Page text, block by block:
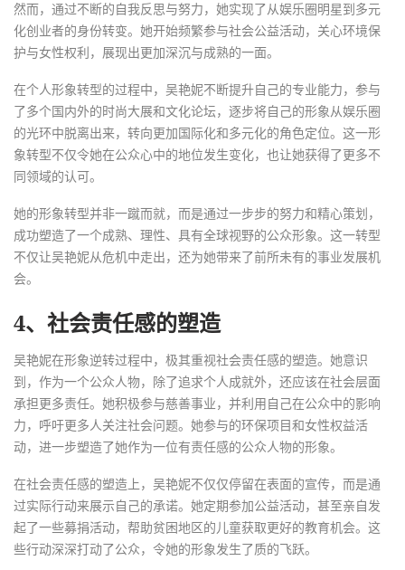
然而，通过不断的自我反思与努力，她实现了从娱乐圈明星到多元
化创业者的身份转变。她开始频繁参与社会公益活动，关心环境保
护与女性权利，展现出更加深沉与成熟的一面。
在个人形象转型的过程中，吴艳妮不断提升自己的专业能力，参与
了多个国内外的时尚大展和文化论坛，逐步将自己的形象从娱乐圈
的光环中脱离出来，转向更加国际化和多元化的角色定位。这一形
象转型不仅令她在公众心中的地位发生变化，也让她获得了更多不
同领域的认可。
她的形象转型并非一蹴而就，而是通过一步步的努力和精心策划，
成功塑造了一个成熟、理性、具有全球视野的公众形象。这一转型
不仅让吴艳妮从危机中走出，还为她带来了前所未有的事业发展机
会。
4、社会责任感的塑造
吴艳妮在形象逆转过程中，极其重视社会责任感的塑造。她意识
到，作为一个公众人物，除了追求个人成就外，还应该在社会层面
承担更多责任。她积极参与慈善事业，并利用自己在公众中的影响
力，呼吁更多人关注社会问题。她参与的环保项目和女性权益活
动，进一步塑造了她作为一位有责任感的公众人物的形象。
在社会责任感的塑造上，吴艳妮不仅仅停留在表面的宣传，而是通
过实际行动来展示自己的承诺。她定期参加公益活动，甚至亲自发
起了一些募捐活动，帮助贫困地区的儿童获取更好的教育机会。这
些行动深深打动了公众，令她的形象发生了质的飞跃。